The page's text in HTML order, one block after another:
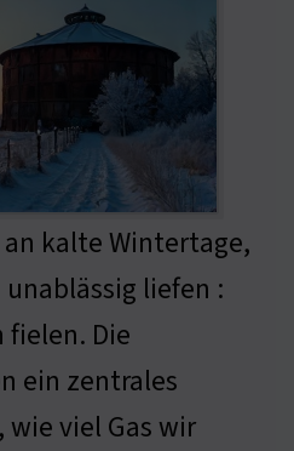
kalte Wintertage,
liefen :
fielen. Die
ein zentrales
wie viel Gas wir